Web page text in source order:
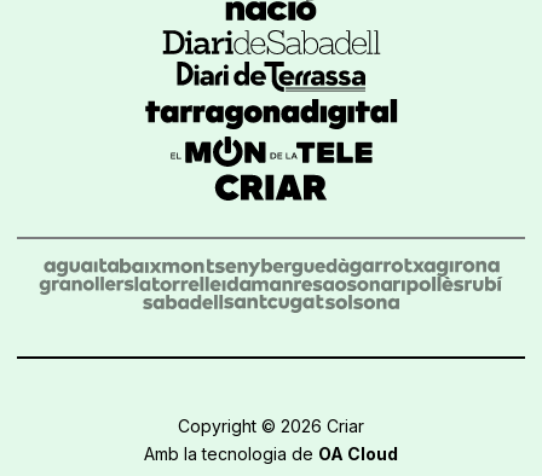
Copyright © 2026 Criar
Amb la tecnologia de OA Cloud